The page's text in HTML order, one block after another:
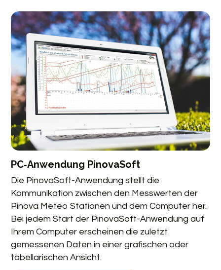
PC‑Anwendung PinovaSoft
Die PinovaSoft-Anwendung stellt die
Kommunikation zwischen den Messwerten der
Pinova Meteo Stationen und dem Computer her.
Bei jedem Start der PinovaSoft-Anwendung auf
Ihrem Computer erscheinen die zuletzt
gemessenen Daten in einer grafischen oder
tabellarischen Ansicht.